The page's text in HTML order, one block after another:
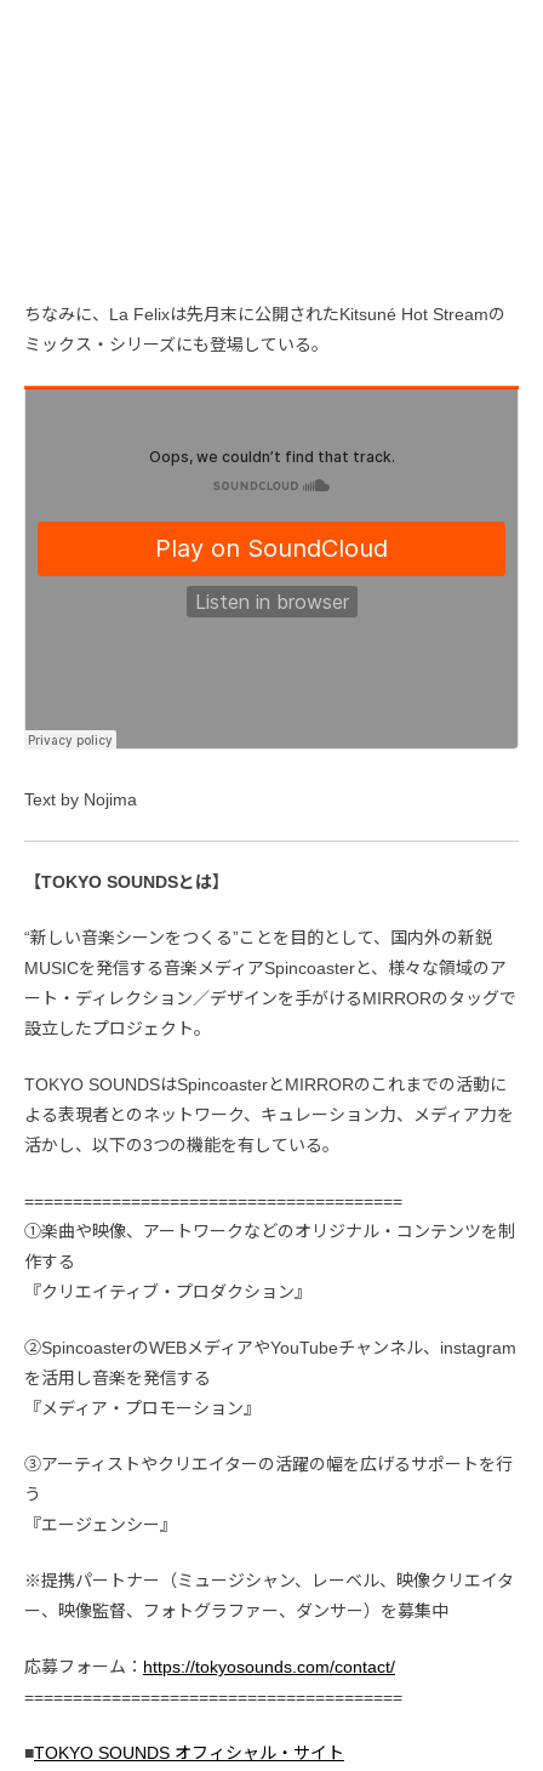
ちなみに、La Felixは先月末に公開されたKitsuné Hot Streamの
ミックス・シリーズにも登場している。
Text by Nojima
【TOKYO SOUNDSとは】
“新しい音楽シーンをつくる”ことを目的として、国内外の新鋭
MUSICを発信する音楽メディアSpincoasterと、様々な領域のア
ート・ディレクション／デザインを手がけるMIRRORのタッグで
設立したプロジェクト。
TOKYO SOUNDSはSpincoasterとMIRRORのこれまでの活動に
よる表現者とのネットワーク、キュレーション力、メディア力を
活かし、以下の3つの機能を有している。
=======================================
①楽曲や映像、アートワークなどのオリジナル・コンテンツを制
作する
『クリエイティブ・プロダクション』
②SpincoasterのWEBメディアやYouTubeチャンネル、instagram
を活用し音楽を発信する
『メディア・プロモーション』
③アーティストやクリエイターの活躍の幅を広げるサポートを行
う
『エージェンシー』
※提携パートナー（ミュージシャン、レーベル、映像クリエイタ
ー、映像監督、フォトグラファー、ダンサー）を募集中
応募フォーム： https://tokyosounds.com/contact/
=======================================
■TOKYO SOUNDS オフィシャル・サイト